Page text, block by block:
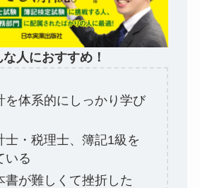
な人におすすめ！
を体系的にしっかり学び
士・税理士、簿記1級を
いる
書が難しくて挫折した